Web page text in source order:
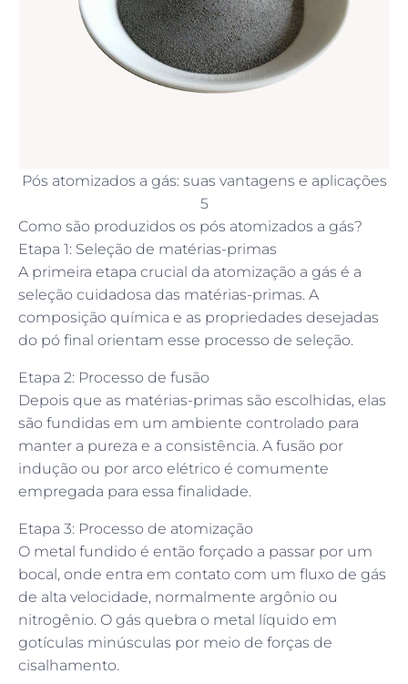
Pós atomizados a gás: suas vantagens e aplicações
5
Como são produzidos os pós atomizados a gás?
Etapa 1: Seleção de matérias-primas
A primeira etapa crucial da atomização a gás é a
seleção cuidadosa das matérias-primas. A
composição química e as propriedades desejadas
do pó final orientam esse processo de seleção.
Etapa 2: Processo de fusão
Depois que as matérias-primas são escolhidas, elas
são fundidas em um ambiente controlado para
manter a pureza e a consistência. A fusão por
indução ou por arco elétrico é comumente
empregada para essa finalidade.
Etapa 3: Processo de atomização
O metal fundido é então forçado a passar por um
bocal, onde entra em contato com um fluxo de gás
de alta velocidade, normalmente argônio ou
nitrogênio. O gás quebra o metal líquido em
gotículas minúsculas por meio de forças de
cisalhamento.